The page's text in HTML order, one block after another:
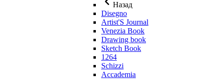
Назад
Disegno
Artist'S Journal
Venezia Book
Drawing book
Sketch Book
1264
Schizzi
Accademia